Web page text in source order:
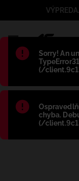
Błąd:
Sorry! An
(/
Błąd:
chyba.
(/